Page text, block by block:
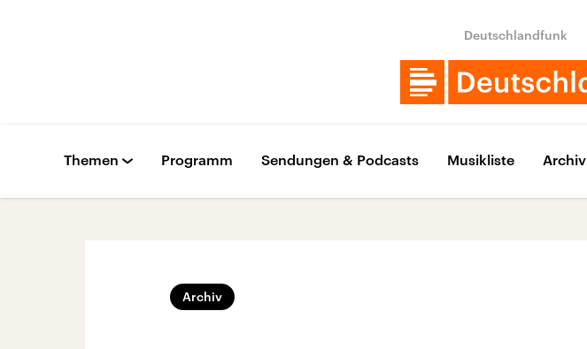
Deutschlandfunk
Themen Programm Sendungen & Podcasts Musikliste Archiv
Archiv